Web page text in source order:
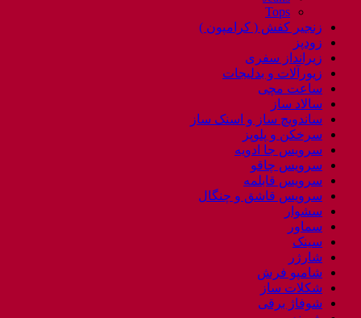
Tops
زنجیر کفش ( کرامپون )
زودپز
زیرانداز سفری
زیورآلات و بدلیجات
ساعت مچی
سالاد ساز
ساندویچ ساز و اسنک ساز
سرخکن و پلوپز
سرویس جا ادویه
سرویس چاقو
سرویس قابلمه
سرویس قاشق و چنگال
سشوار
سماور
سینک
شارژر
شامپو فرش
شکلات ساز
شوفاژ برقی